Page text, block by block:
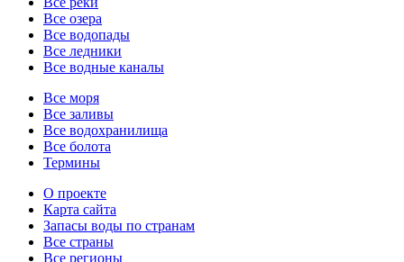
Все озера
Все водопады
Все ледники
Все водные каналы
Все моря
Все заливы
Все водохранилища
Все болота
Термины
О проекте
Карта сайта
Запасы воды по странам
Все страны
Все регионы